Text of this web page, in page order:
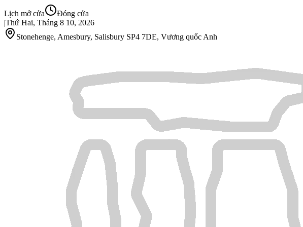
Lịch mở cửa
Đóng cửa
|Thứ Hai, Tháng 8 10, 2026
Stonehenge, Amesbury, Salisbury SP4 7DE, Vương quốc Anh